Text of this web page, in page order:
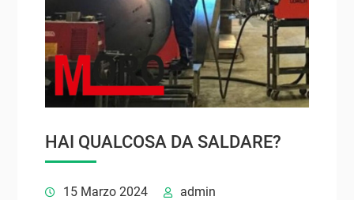
HAI QUALCOSA DA SALDARE?
15 Marzo 2024 admin